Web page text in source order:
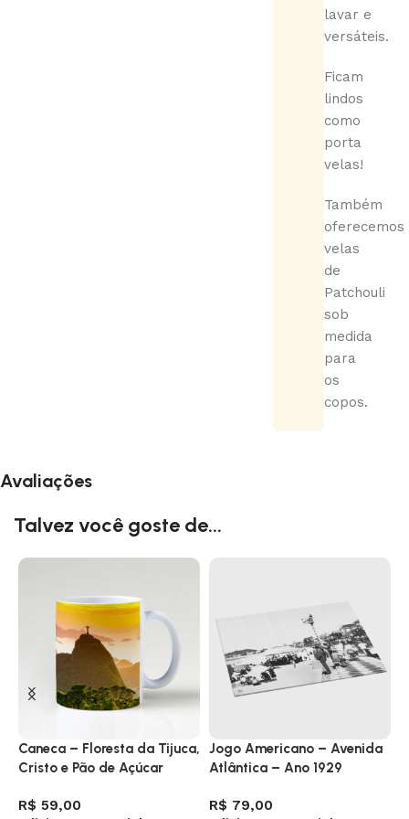
lavar e
versáteis.
Ficam
lindos
como
porta
velas!
Também
oferecemos
velas
de
Patchouli
sob
medida
para
os
copos.
Avaliações
Talvez você goste de...
Caneca – Floresta da Tijuca,
Cristo e Pão de Açúcar
R$ 59,00
Jogo Americano – Avenida
Atlântica – Ano 1929
R$ 79,00